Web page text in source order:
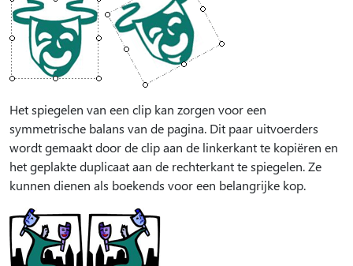
Het spiegelen van een clip kan zorgen voor een
symmetrische balans van de pagina. Dit paar uitvoerders
wordt gemaakt door de clip aan de linkerkant te kopiëren en
het geplakte duplicaat aan de rechterkant te spiegelen. Ze
kunnen dienen als boekends voor een belangrijke kop.